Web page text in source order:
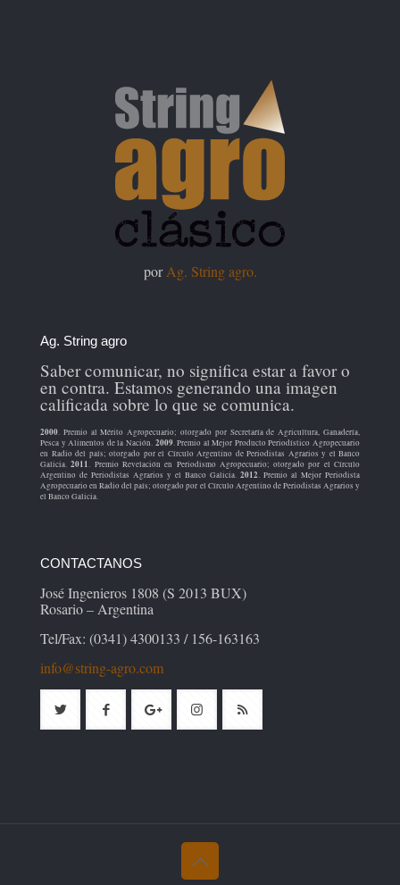
porAg. String agro.
Ag. String agro
Saber comunicar, no significa estar a favor o
en contra. Estamos generando una imagen
calificada sobre lo que se comunica.
2000. Premio al Mérito Agropecuario; otorgado por Secretaría de Agricultura, Ganadería,
Pesca y Alimentos de la Nación. 2009. Premio al Mejor Producto Periodístico Agropecuario
en Radio del país; otorgado por el Círculo Argentino de Periodistas Agrarios y el Banco
Galicia.2011. Premio Revelación en Periodismo Agropecuario; otorgado por el Círculo
Argentino de Periodistas Agrarios y el Banco Galicia. 2012. Premio al Mejor Periodista
Agropecuario en Radio del país; otorgado por el Círculo Argentino de Periodistas Agrarios y
el Banco Galicia.
CONTACTANOS
José Ingenieros 1808 (S 2013 BUX)
Rosario – Argentina
Tel/Fax: (0341) 4300133 / 156-163163
info@string-agro.com